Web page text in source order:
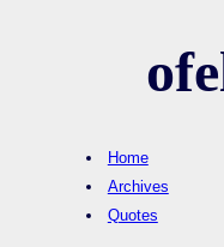
Home
Archives
Quotes